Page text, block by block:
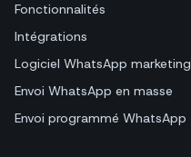
Fonctionnalités
Intégrations
Logiciel WhatsApp marketing
Envoi WhatsApp en masse
Envoi programmé WhatsApp